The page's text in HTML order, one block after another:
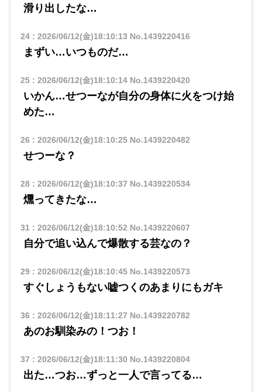
滑り出したな…
24: 2026/06/12(金)18:10:13 No.1439220416
まずい…いつものだ…
25: 2026/06/12(金)18:10:14No.1439220420
いかん…せつーなが自分の身体に火をつけ始
めた…
26 : 2026/06/12(金)18:10:25No.1439220482
せつーな？
28: 2026/06/12(金)18:10:37 No.1439220534
燻ってきたな…
31: 2026/06/12(金)18:10:52 No.1439220607
自分で追い込んで爆散する芸なの？
29: 2026/06/12(金)18:10:45No.1439220573
すぐしょうもない嘘つくのあまりにもガキ
36 : 2026/06/12(金)18:11:27 No.1439220782
あのお馴染みの！つお！
37 : 2026/06/12(金)18:11:30 No.1439220804
出た…つお…ずっと一人で言ってる…